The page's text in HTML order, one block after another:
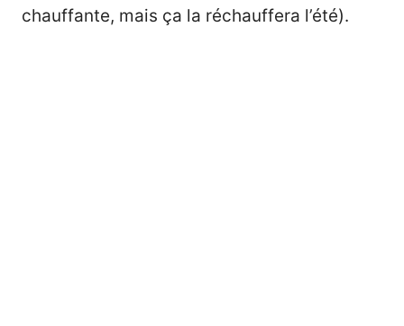
chauffante, mais ça la réchauffera l’été).